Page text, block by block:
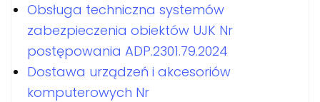
Obsługa techniczna systemów
zabezpieczenia obiektów UJK Nr
postępowania ADP.2301.79.2024
Dostawa urządzeń i akcesoriów
komputerowych Nr